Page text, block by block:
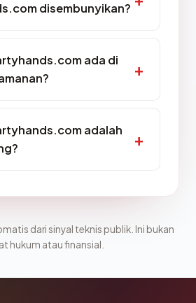
disembunyikan?
ada di
adalah
dari sinyal teknis publik. Ini bukan
hukum atau finansial.